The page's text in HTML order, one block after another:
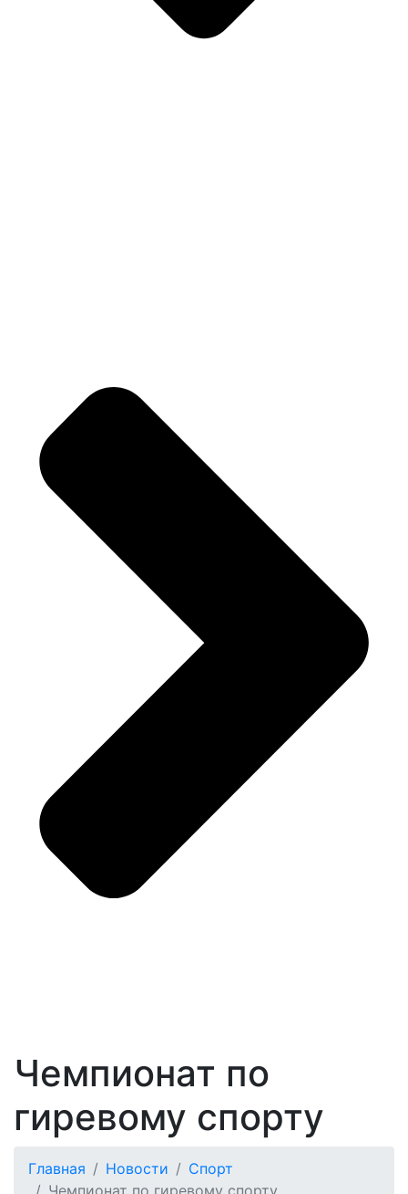
Чемпионат по
гиревому спорту
Главная Новости
Спорт